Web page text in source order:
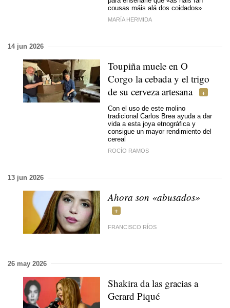
cousas máis alá dos coidados»
MARÍA HERMIDA
14 jun 2026
Toupiña muele en O
Corgo la cebada y el trigo
de su cerveza artesana
Con el uso de este molino
tradicional Carlos Brea ayuda a dar
vida a esta joya etnográfica y
consigue un mayor rendimiento del
cereal
ROCÍO RAMOS
13 jun 2026
Ahora son «abusados»
FRANCISCO RÍOS
26 may 2026
Shakira da las gracias a
Gerard Piqué